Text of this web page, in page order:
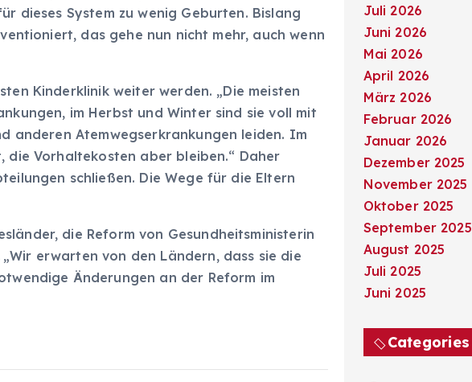
dieses System zu wenig Geburten. Bislang
das gehe nun nicht mehr, auch wenn
Kinderklinik weiter werden. „Die meisten
im Herbst und Winter sind sie voll mit
anderen Atemwegserkrankungen leiden. Im
die Vorhaltekosten aber bleiben.“ Daher
schließen. Die Wege für die Eltern
die Reform von Gesundheitsministerin
erwarten von den Ländern, dass sie die
Änderungen an der Reform im
Juli 2026
Juni 2026
Mai 2026
April 2026
März 2026
Februar 2026
Januar 2026
Dezember 2025
November 2025
Oktober 2025
September 2025
August 2025
Juli 2025
Juni 2025
Categories